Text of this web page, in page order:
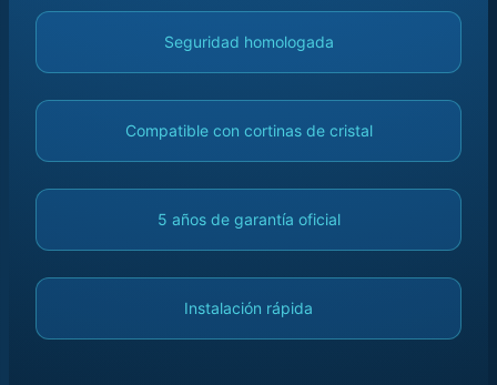
Seguridad homologada
Compatible con cortinas de cristal
5 años de garantía oficial
Instalación rápida